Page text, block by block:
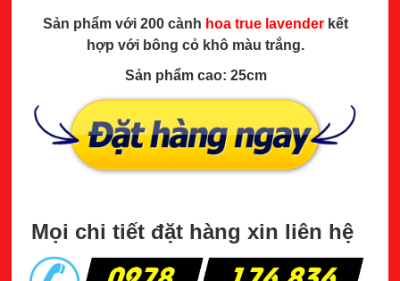
Sản phẩm với 200 cành hoa true lavender kết
hợp với bông cỏ khô màu trắng.
Sản phẩm cao: 25cm
Mọi chi tiết đặt hàng xin liên hệ